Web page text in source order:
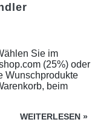
Sie im
(25%) oder
Wunschprodukte
beim
WEITERLESEN »